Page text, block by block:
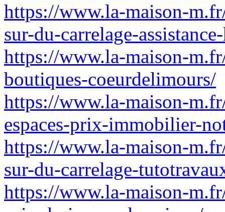
https://www.la-maison-
sur-du-carrelage-
https://www.la-maison-
boutiques-coeurdelimours/
https://www.la-maison-
espaces-prix-immobilier-
https://www.la-maison-
sur-du-carrelage-
https://www.la-maison-